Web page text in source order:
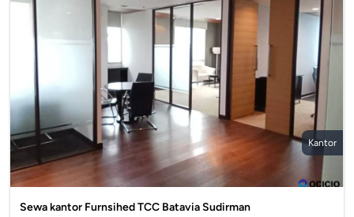
Kantor
Sewa kantor Furnsihed TCC Batavia Sudirman